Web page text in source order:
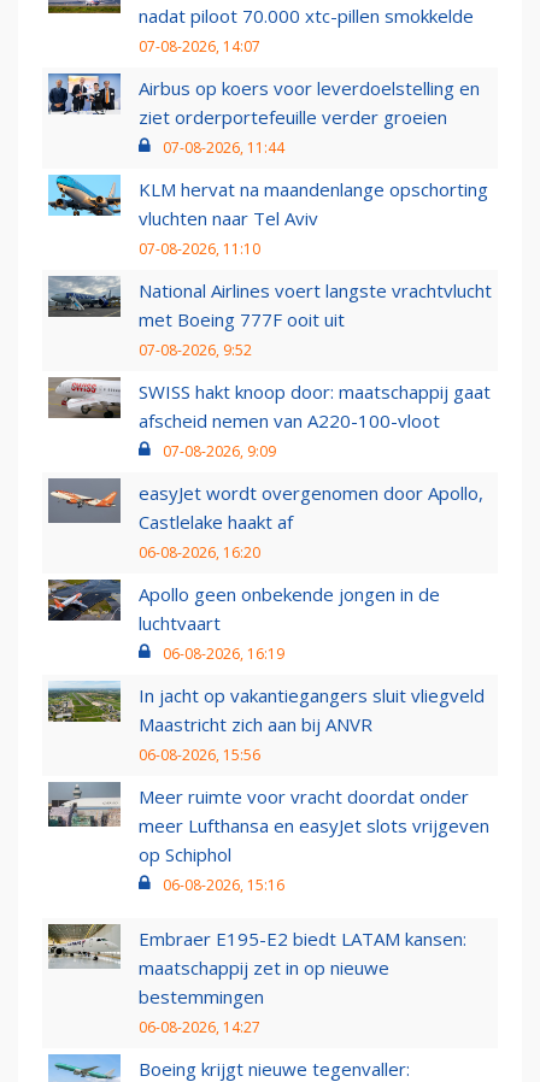
nadat piloot 70.000 xtc-pillen smokkelde
07-08-2026, 14:07
Airbus op koers voor leverdoelstelling en
ziet orderportefeuille verder groeien
07-08-2026, 11:44
KLM hervat na maandenlange opschorting
vluchten naar Tel Aviv
07-08-2026, 11:10
National Airlines voert langste vrachtvlucht
met Boeing 777F ooit uit
07-08-2026, 9:52
SWISS hakt knoop door: maatschappij gaat
afscheid nemen van A220-100-vloot
07-08-2026, 9:09
easyJet wordt overgenomen door Apollo,
Castlelake haakt af
06-08-2026, 16:20
Apollo geen onbekende jongen in de
luchtvaart
06-08-2026, 16:19
In jacht op vakantiegangers sluit vliegveld
Maastricht zich aan bij ANVR
06-08-2026, 15:56
Meer ruimte voor vracht doordat onder
meer Lufthansa en easyJet slots vrijgeven
op Schiphol
06-08-2026, 15:16
Embraer E195-E2 biedt LATAM kansen:
maatschappij zet in op nieuwe
bestemmingen
06-08-2026, 14:27
Boeing krijgt nieuwe tegenvaller: